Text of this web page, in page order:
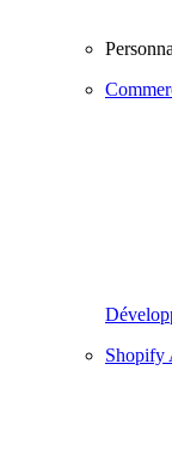
Shopify